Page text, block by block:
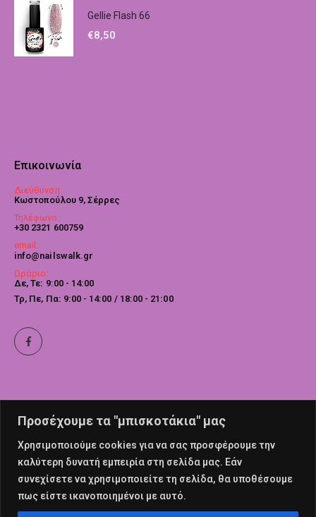
Προσέχουμε τα "μπισκοτάκια" μας
Χρησιμοποιούμε cookies για να σας προσφέρουμε την
καλύτερη δυνατή εμπειρία στη σελίδα μας. Εάν
συνεχίσετε να χρησιμοποιείτε τη σελίδα, θα υποθέσουμε
πως είστε ικανοποιημένοι με αυτό.
Gellie Flash 66
€8,50
Επικοινωνία
Διεύθυνση:
Κωστοπούλου 9, Σέρρες
Τηλέφωνο:
+30 2321 600759
email:
info@nailswalk.gr
Ωράριο:
Δε, Τε: 9:00 - 14:00
Τρ, Πε, Πα: 9:00 - 14:00 / 18:00 - 21:00
© nailswalk 2022. All Rights Reserved